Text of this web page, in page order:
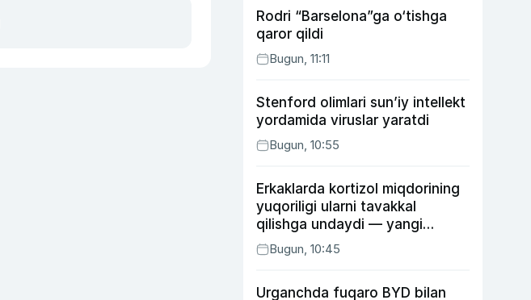
Rodri “Barselona”ga o‘tishga
qaror qildi
Bugun, 11:11
Stenford olimlari sun’iy intellekt
yordamida viruslar yaratdi
Bugun, 10:55
Erkaklarda kortizol miqdorining
yuqoriligi ularni tavakkal
qilishga undaydi — yangi
tadqiqot
Bugun, 10:45
Urganchda fuqaro BYD bilan